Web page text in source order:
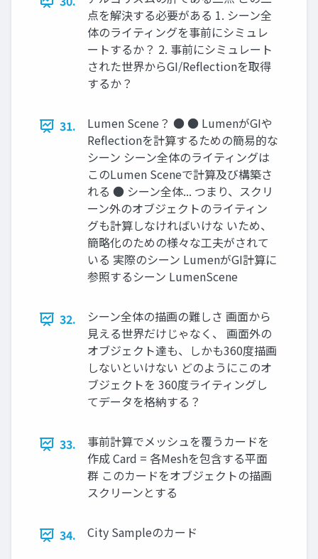
点を解決する必要がある 1. シーン全
体のライティングを事前にシミュレ
ートするか？ 2. 事前にシミュレート
された世界からGI/Reﬂectionを取得
するか？
31.
Lumen Scene？ ● ● LumenがGIや
Reﬂectionを計算するための簡易的な
シーン シーン全体のライティングは
このLumen Sceneで計算及び構築さ
れる ● シーン全体... つまり、スクリ
ーン外のオブジェクトのライティン
グも計算しなければいけな いため、
簡略化のための様々な工夫がされて
いる 実際のシーン LumenがGI計算に
参照するシーン LumenScene
32.
シーン全体の描画の難しさ 画面から
見える世界だけじゃなく、 画面外の
オブジェクト達も、しかも360度描画
しないといけない どのようにこのオ
ブジェクトを 360度ライティングし
てデータを格納する？
33.
事前計算でメッシュを覆うカードを
作成 Card = 各Meshを包含する平面
群 このカードをオブジェクトの描画
スクリーンとする
34. City Sampleのカード